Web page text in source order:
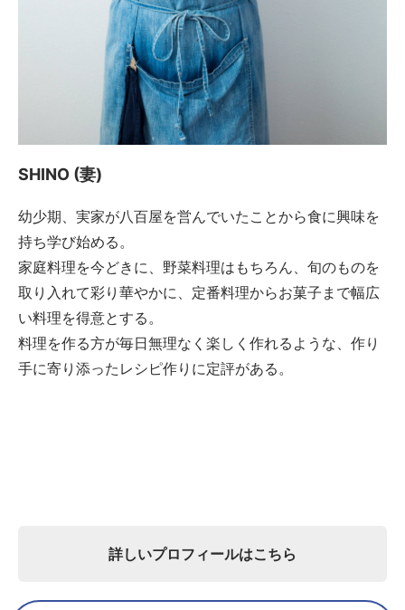
SHINO (妻)
幼少期、実家が八百屋を営んでいたことから食に興味を
持ち学び始める。
家庭料理を今どきに、野菜料理はもちろん、旬のものを
取り入れて彩り華やかに、定番料理からお菓子まで幅広
い料理を得意とする。
料理を作る方が毎日無理なく楽しく作れるような、作り
手に寄り添ったレシピ作りに定評がある。
詳しいプロフィールはこちら